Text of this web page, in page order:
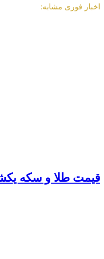
اخبار فوری مشابه:
قیمت طلا و سکه یکشنبه ۱۸